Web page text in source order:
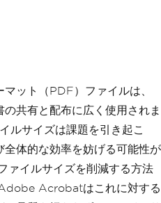
ット（PDF）ファイルは、
共有と配布に広く使用されま
ルサイズは課題を引き起こ
全体的な効率を妨げる可能性が
ァイルサイズを削減する方法
Acrobatはこれに対する